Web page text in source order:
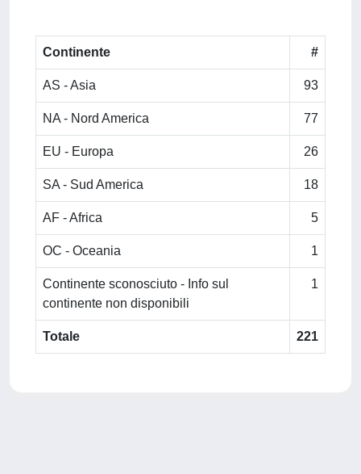
Continente #
AS - Asia 93
NA - Nord America 77
EU - Europa 26
SA - Sud America 18
AF - Africa 5
OC - Oceania 1
Continente sconosciuto - Info sul
continente non disponibili
1
Totale 221